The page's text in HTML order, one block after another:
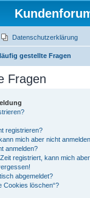
Datenschutzerklärung
gestellte Fragen
Fragen
registrieren?
mich aber nicht
anmelden?
registriert, kann mich
abgemeldet?
Cookies löschen“?